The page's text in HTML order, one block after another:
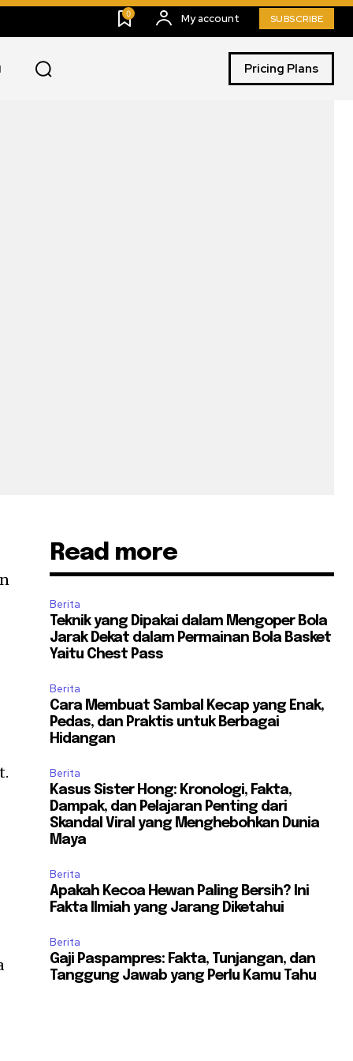
0 My account SUBSCRIBE
Pricing Plans
Read more
Berita
Teknik yang Dipakai dalam Mengoper Bola
Jarak Dekat dalam Permainan Bola Basket
Yaitu Chest Pass
Berita
Cara Membuat Sambal Kecap yang Enak,
Pedas, dan Praktis untuk Berbagai
Hidangan
Berita
Kasus Sister Hong: Kronologi, Fakta,
Dampak, dan Pelajaran Penting dari
Skandal Viral yang Menghebohkan Dunia
Maya
Berita
Apakah Kecoa Hewan Paling Bersih? Ini
Fakta Ilmiah yang Jarang Diketahui
Berita
Gaji Paspampres: Fakta, Tunjangan, dan
Tanggung Jawab yang Perlu Kamu Tahu